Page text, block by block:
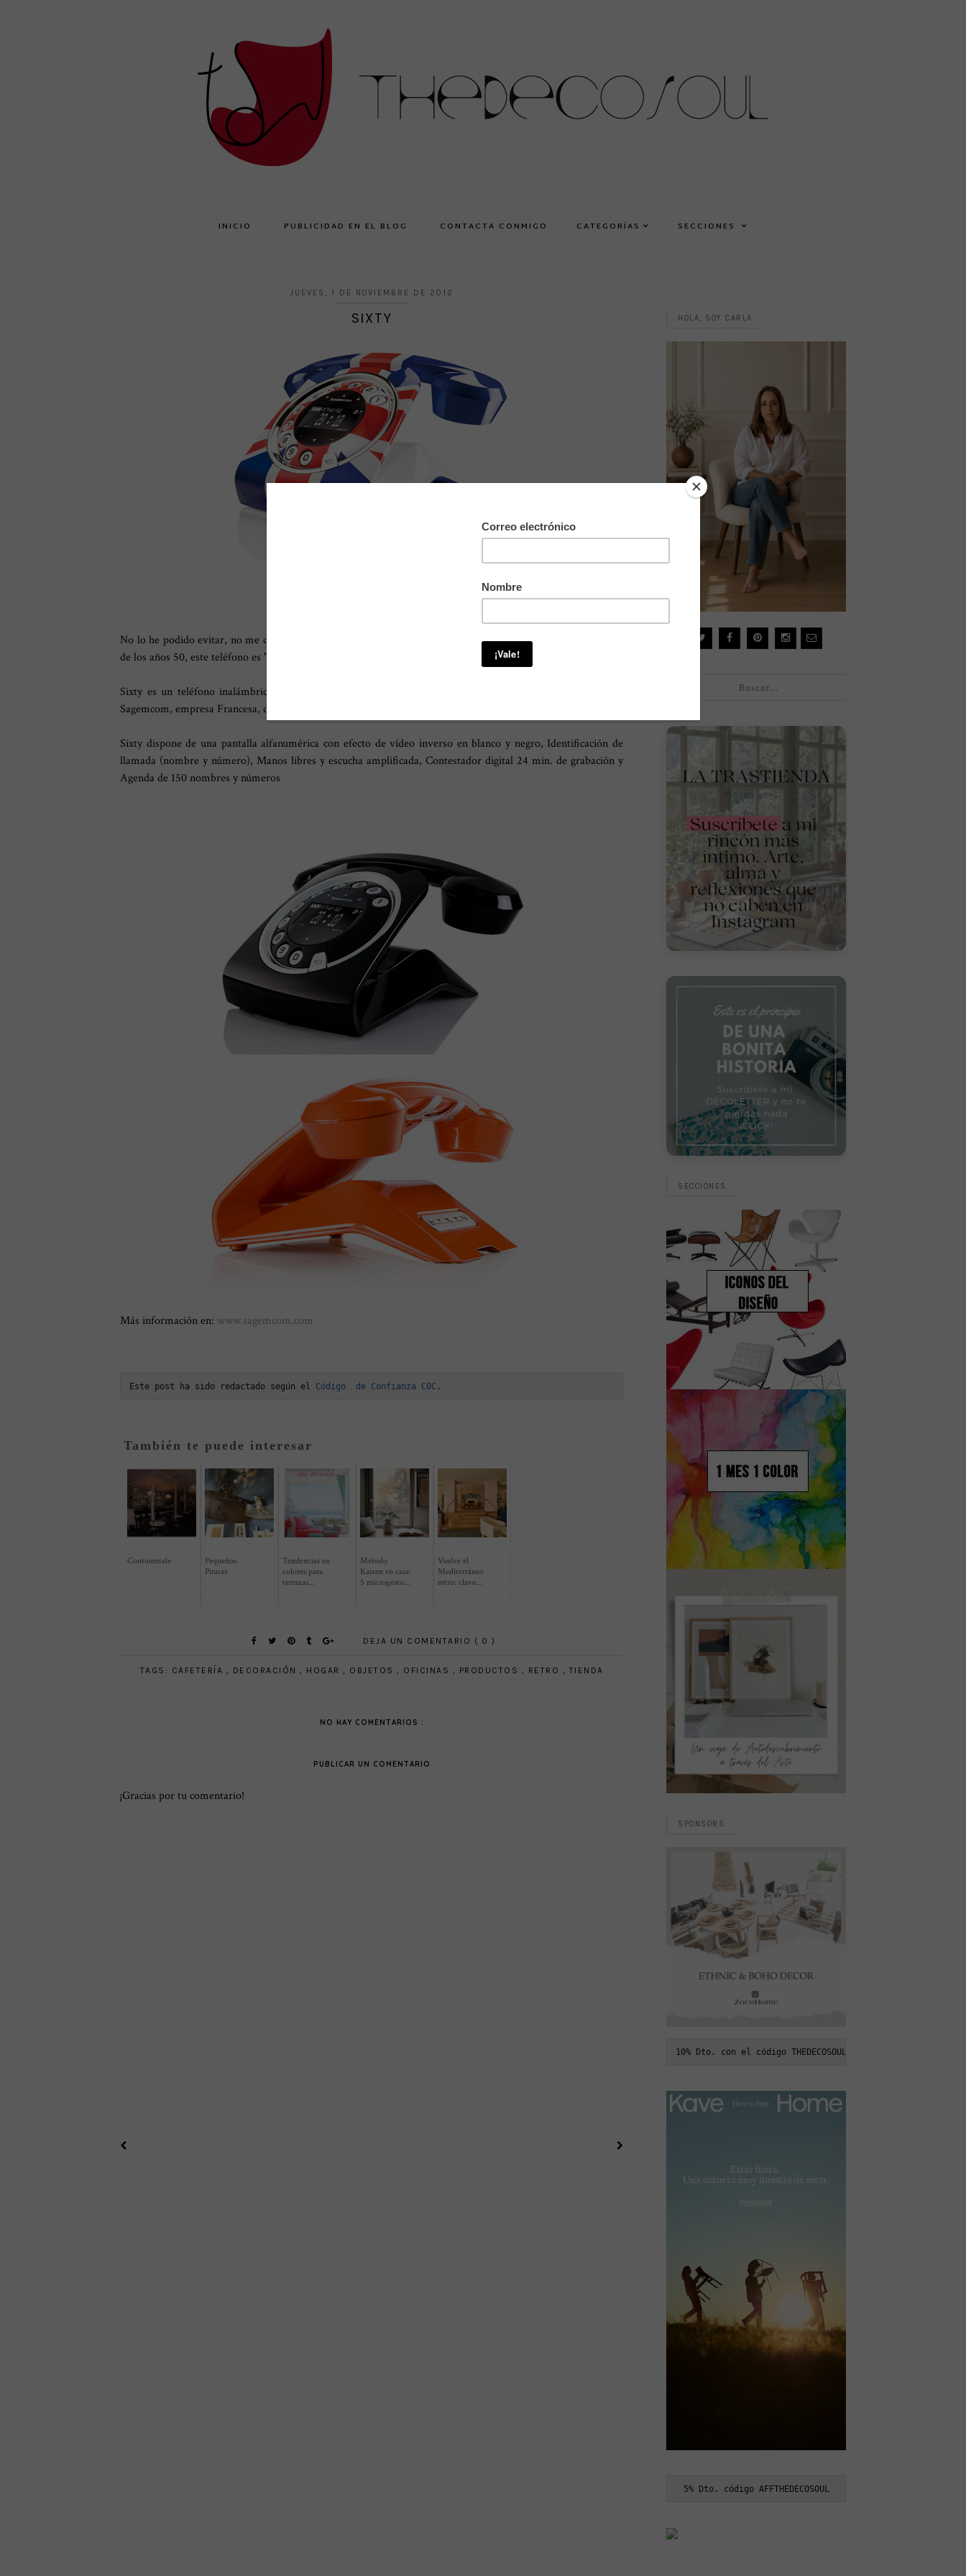
INICIO PUBLICIDAD EN EL BLOG CONTACTA CONMIGO CATEGORÍAS SECCIONES
JUEVES, 1 DE NOVIEMBRE DE 2012
SIXTY
No lo he podido evitar, no me digáis que no es ideal!!!! Al lado de mi teléfono clásico de baquelita color perla
de los años 50, este teléfono es "RETRO-REVOLUCIONARIO"!!
Sixty es un teléfono inalámbrico con sistema de marcación táctil y contestador automático. Fabricado por
Sagemcom, empresa Francesa, dedicada a la alta tecnología.
Sixty dispone de una pantalla alfanumérica con efecto de vídeo inverso en blanco y negro, Identificación de
llamada (nombre y número), Manos libres y escucha amplificada, Contestador digital 24 min. de grabación y
Agenda de 150 nombres y números
Más información en: www.sagemcom.com
Este post ha sido redactado según el Código  de Confianza C0C .
También te puede interesar
Continentale
Pequeños
Piratas
Tendencias en
colores para
terrazas...
Método
Kaizen en casa:
5 microgesto...
Vuelve el
Mediterráneo
retro: clave...
DEJA UN COMENTARIO ( 0 )
TAGS: CAFETERÍA DECORACIÓN HOGAR OBJETOS OFICINAS PRODUCTOS RETRO ,TIENDA
NO HAY COMENTARIOS :
PUBLICAR UN COMENTARIO
¡Gracias por tu comentario!
HOLA, SOY CARLA
SECCIONES
SPONSORS:
10% Dto. con el código THEDECOSOUL
5% Dto. código AFFTHEDECOSOUL